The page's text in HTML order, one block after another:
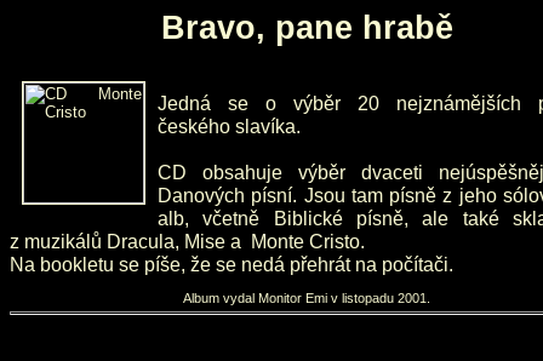
Bravo, pane hrabě
Jedná se o výběr 20 nejznámějších
českého slavíka.
CD obsahuje výběr dvaceti
Danových písní. Jsou tam písně z jeho
alb, včetně Biblické písně, ale také
z muzikálů Dracula, Mise a Monte Cristo.
Na bookletu se píše, že se nedá přehrát na počítači.
Album vydal Monitor Emi v listopadu 2001.